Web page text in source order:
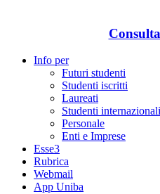
Info per
Futuri studenti
Studenti iscritti
Laureati
Studenti internazionali
Personale
Enti e Imprese
Esse3
Rubrica
Webmail
App Uniba